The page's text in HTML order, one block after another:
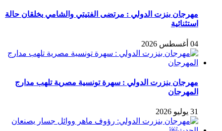
مهرجان بنزت الدولي : مرتضى الفتيتي والشامي يخلقان حالة
استثنائية
04 أغسطس 2026
مهرجان بنزرت الدولي : سهرة تونسية مصرية تلهب مدارج
المهرجان
31 يوليو 2026